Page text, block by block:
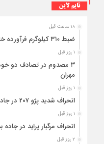
تایم لاین
۱۸ ساعت قبل
ضبط ۳۱۰ کیلوگرم فرآورده خام دامی غیرقابل مصرف در ایلام
۱ روز قبل
مهران
۱ روز قبل
انحراف شدید پژو ۲۰۷ در جاده بدره/ یک نفر جان باخت
۱ روز قبل
انحراف مرگبار پراید در جاده
۲ روز قبل